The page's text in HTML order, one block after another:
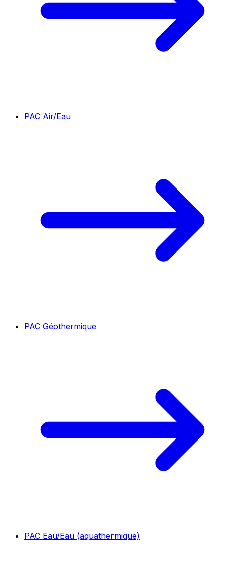
PAC Air/Eau
PAC Géothermique
PAC Eau/Eau (aquathermique)